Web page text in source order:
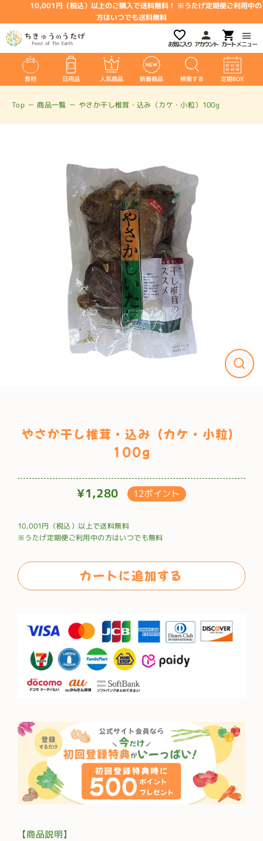
10,001円（税込）以上のご購入で送料無料！ ※うたげ定期便ご利用中の
方はいつでも送料無料
メニュー
アカウント
お気に入り
食材 日用品 人気商品 新着商品 検索する 定期BOX
Top － 商品一覧 － やさか干し椎茸・込み（カケ・小粒）100g
やさか干し椎茸・込み（カケ・小粒）
100g
通
価
¥1,280 12ポイント
10,001円（税込）以上で送料無料
※うたげ定期便ご利用中の方はいつでも無料
カートに追加する
【商品説明】